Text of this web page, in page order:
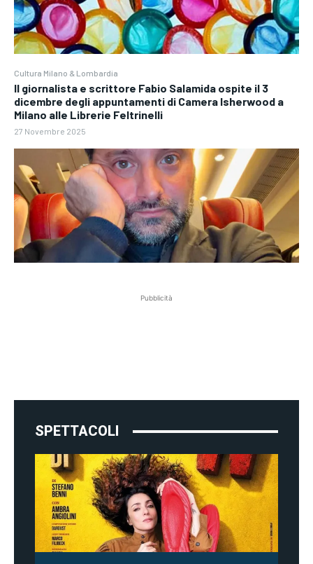
Cultura Milano & Lombardia
Il giornalista e scrittore Fabio Salamida ospite il 3
dicembre degli appuntamenti di Camera Isherwood a
Milano alle Librerie Feltrinelli
27 Novembre 2025
Pubblicità
SPETTACOLI